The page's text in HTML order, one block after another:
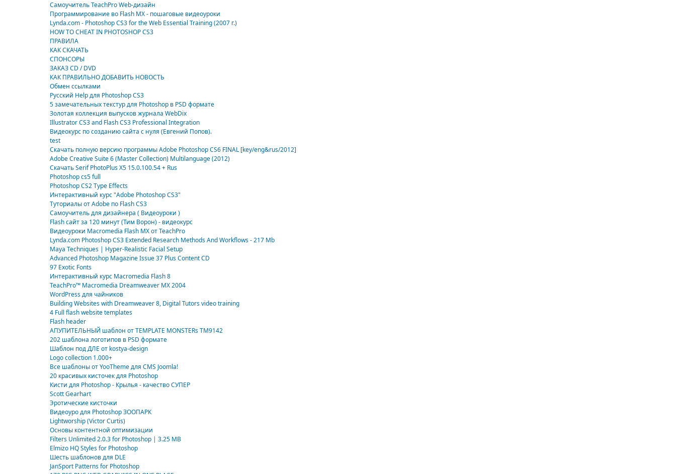
Самоучитель TeachPro Web-дизайн
Программирование во Flash MX - пошаговые видеоуроки
Lynda.com - Photoshop CS3 for the Web Essential Training (2007 г.)
HOW TO CHEAT IN PHOTOSHOP CS3
ПРАВИЛА
КАК СКАЧАТЬ
СПОНСОРЫ
ЗАКАЗ CD / DVD
КАК ПРАВИЛЬНО ДОБАВИТЬ НОВОСТЬ
Обмен ссылками
Русский Help для Photoshop CS3
5 замечательных текстур для Photoshop в PSD формате
Золотая коллекция выпусков журнала WebDix
Illustrator CS3 and Flash CS3 Professional Integration
Видеокурс по созданию сайта с нуля (Евгений Попов).
test
Скачать полную версию программы Adobe Photoshop CS6 FINAL [key/eng&rus/2012]
Adobe Creative Suite 6 (Master Collection) Multilanguage (2012)
Скачать Serif PhotoPlus X5 15.0.100.54 + Rus
Photoshop cs5 full
Photoshop CS2 Type Effects
Интерактивный курс "Adobe Photoshop CS3"
Туториалы от Adobe по Flash CS3
Самоучитель для дизайнера ( Видеоуроки )
Flash сайт за 120 минут (Тим Ворон) - видеокурс
Видеоуроки Macromedia Flash MX от TeachPro
Lynda.com Photoshop CS3 Extended Research Methods And Workflows - 217 Mb
Maya Techniques | Hyper-Realistic Facial Setup
Advanced Photoshop Magazine Issue 37 Plus Content CD
97 Exotic Fonts
Интерактивный курс Macromedia Flash 8
TeachPro™ Macromedia Dreamweaver MX 2004
WordPress для чайников
Building Websites with Dreamweaver 8, Digital Tutors video training
4 Full flash website templates
Flash header
АПУПИТЕЛЬНЫЙ шаблон от TEMPLATE MONSTERs TM9142
202 шаблона логотипов в PSD формате
Шаблон под ДЛЕ от kostya-design
Logo collection 1.000+
Все шаблоны от YooTheme для CMS Joomla!
20 красивых кисточек для Photoshop
Кисти для Photoshop - Крылья - качество СУПЕР
Scott Gearhart
Эротические кисточки
Видеоуро для Photoshop ЗООПАРК
Lightworship (Victor Curtis)
Основы контентной оптимизации
Filters Unlimited 2.0.3 for Photoshop | 3.25 MB
Elmizo HQ Styles for Photoshop
Шесть шаблонов для DLE
JanSport Patterns for Photoshop